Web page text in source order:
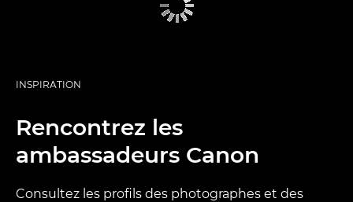
INSPIRATION
Rencontrez les
ambassadeurs Canon
Consultez les profils des photographes et des